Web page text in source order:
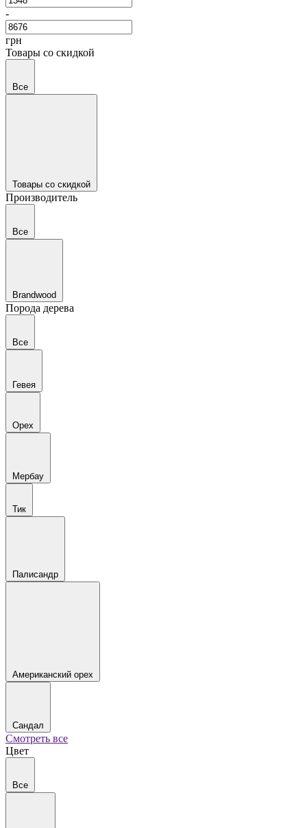
-
грн
Товары со скидкой
Все
Товары со скидкой
Производитель
Все
Brandwood
Порода дерева
Все
Гевея
Орех
Мербау
Тик
Палисандр
Американский орех
Сандал
Смотреть все
Цвет
Все